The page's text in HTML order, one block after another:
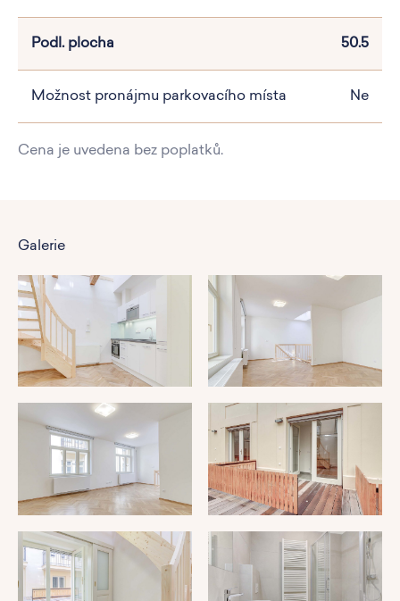
Podl. plocha 50.5
Možnost pronájmu parkovacího místa Ne
Cena je uvedena bez poplatků.
Galerie